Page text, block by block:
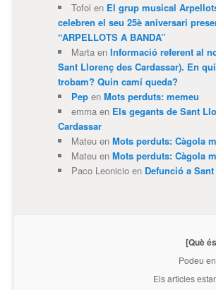
Tofol en El grup musical
celebren el seu 25è aniversari
“ARPELLOTS A BANDA”
Martaen Informació referent al
Sant Llorenç des Cardassar). En
trobam? Quin camí queda?
Pepen Mots perduts: memeu
emmaen Els gegants de Sant
Cardassar
Mateuen Mots perduts: Càgola
Mateuen Mots perduts: Càgola
Paco Leonicioen Defunció a
[Què
Podeu
Els articles